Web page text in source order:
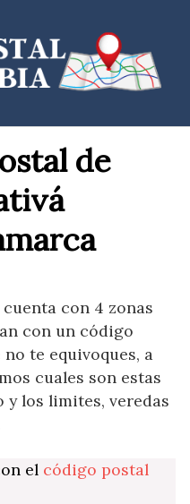
de
con 4 zonas
con un código
te equivoques, a
cuales son estas
y los limites, veredas
el código postal